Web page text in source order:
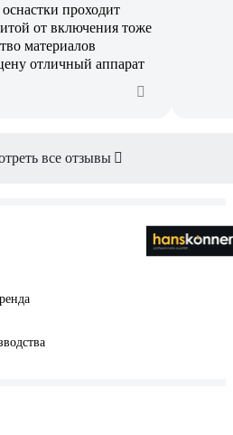
проходит
от включения тоже
материалов
отличный аппарат
все отзывы